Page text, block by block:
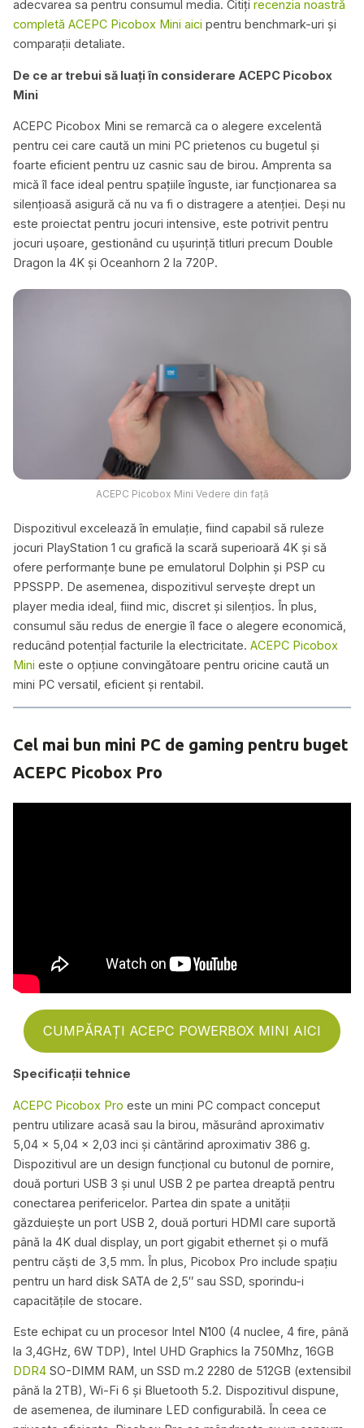
adecvarea sa pentru consumul media. Citiți recenzia noastră
completă ACEPC Picobox Mini aici pentru benchmark-uri și
comparații detaliate.
De ce ar trebui să luați în considerare ACEPC Picobox
Mini
ACEPC Picobox Mini se remarcă ca o alegere excelentă
pentru cei care caută un mini PC prietenos cu bugetul și
foarte eficient pentru uz casnic sau de birou. Amprenta sa
mică îl face ideal pentru spațiile înguste, iar funcționarea sa
silențioasă asigură că nu va fi o distragere a atenției. Deși nu
este proiectat pentru jocuri intensive, este potrivit pentru
jocuri ușoare, gestionând cu ușurință titluri precum Double
Dragon la 4K și Oceanhorn 2 la 720P.
ACEPC Picobox Mini Vedere din față
Dispozitivul excelează în emulație, fiind capabil să ruleze
jocuri PlayStation 1 cu grafică la scară superioară 4K și să
ofere performanțe bune pe emulatorul Dolphin și PSP cu
PPSSPP. De asemenea, dispozitivul servește drept un
player media ideal, fiind mic, discret și silențios. În plus,
consumul său redus de energie îl face o alegere economică,
reducând potențial facturile la electricitate. ACEPC Picobox
Mini este o opțiune convingătoare pentru oricine caută un
mini PC versatil, eficient și rentabil.
Cel mai bun mini PC de gaming pentru buget
ACEPC Picobox Pro
CUMPĂRAȚI ACEPC POWERBOX MINI AICI
Specificații tehnice
ACEPC Picobox Pro este un mini PC compact conceput
pentru utilizare acasă sau la birou, măsurând aproximativ
5,04 x 5,04 x 2,03 inci și cântărind aproximativ 386 g.
Dispozitivul are un design funcțional cu butonul de pornire,
două porturi USB 3 și unul USB 2 pe partea dreaptă pentru
conectarea perifericelor. Partea din spate a unității
găzduiește un port USB 2, două porturi HDMI care suportă
până la 4K dual display, un port gigabit ethernet și o mufă
pentru căști de 3,5 mm. În plus, Picobox Pro include spațiu
pentru un hard disk SATA de 2,5″ sau SSD, sporindu-i
capacitățile de stocare.
Este echipat cu un procesor Intel N100 (4 nuclee, 4 fire, până
la 3,4GHz, 6W TDP), Intel UHD Graphics la 750Mhz, 16GB
DDR4 SO-DIMM RAM, un SSD m.2 2280 de 512GB (extensibil
până la 2TB), Wi-Fi 6 și Bluetooth 5.2. Dispozitivul dispune,
de asemenea, de iluminare LED configurabilă. În ceea ce